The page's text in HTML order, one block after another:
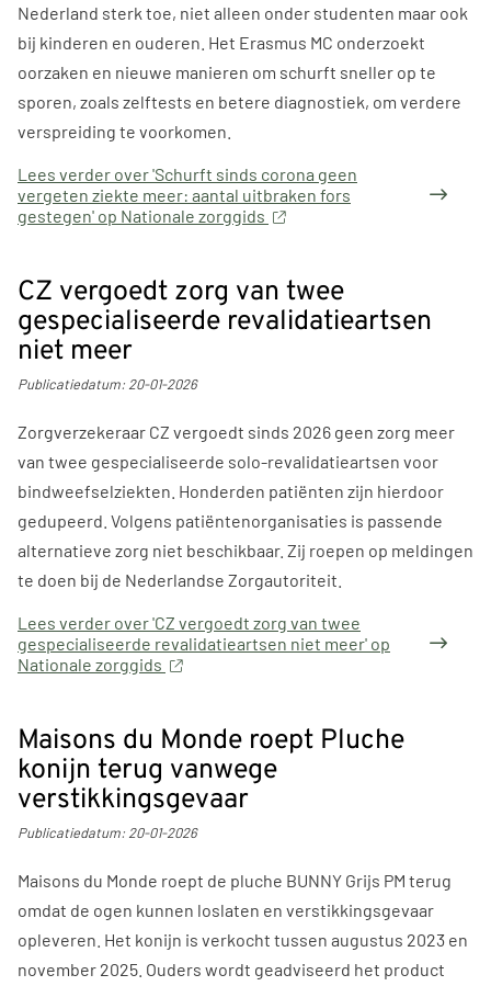
Nederland sterk toe, niet alleen onder studenten maar ook
bij kinderen en ouderen. Het Erasmus MC onderzoekt
oorzaken en nieuwe manieren om schurft sneller op te
sporen, zoals zelftests en betere diagnostiek, om verdere
verspreiding te voorkomen.
Lees verder over 'Schurft sinds corona geen
vergeten ziekte meer: aantal uitbraken fors
gestegen' op Nationale zorggids
CZ vergoedt zorg van twee
gespecialiseerde revalidatieartsen
niet meer
Publicatiedatum: 20-01-2026
Zorgverzekeraar CZ vergoedt sinds 2026 geen zorg meer
van twee gespecialiseerde solo-revalidatieartsen voor
bindweefselziekten. Honderden patiënten zijn hierdoor
gedupeerd. Volgens patiëntenorganisaties is passende
alternatieve zorg niet beschikbaar. Zij roepen op meldingen
te doen bij de Nederlandse Zorgautoriteit.
Lees verder over 'CZ vergoedt zorg van twee
gespecialiseerde revalidatieartsen niet meer' op
Nationale zorggids
Maisons du Monde roept Pluche
konijn terug vanwege
verstikkingsgevaar
Publicatiedatum: 20-01-2026
Maisons du Monde roept de pluche BUNNY Grijs PM terug
omdat de ogen kunnen loslaten en verstikkingsgevaar
opleveren. Het konijn is verkocht tussen augustus 2023 en
november 2025. Ouders wordt geadviseerd het product